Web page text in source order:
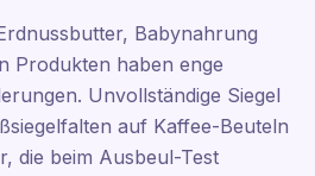
Babynahrung
Produkten haben enge
Unvollständige Siegel
auf Kaffee-Beuteln
die beim Ausbeul-Test